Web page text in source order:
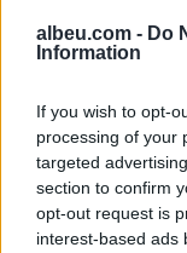
albeu.com - Do
Information
If you wish to opt-
processing of your
targeted
section to confirm
opt-out request is
interest-based ads